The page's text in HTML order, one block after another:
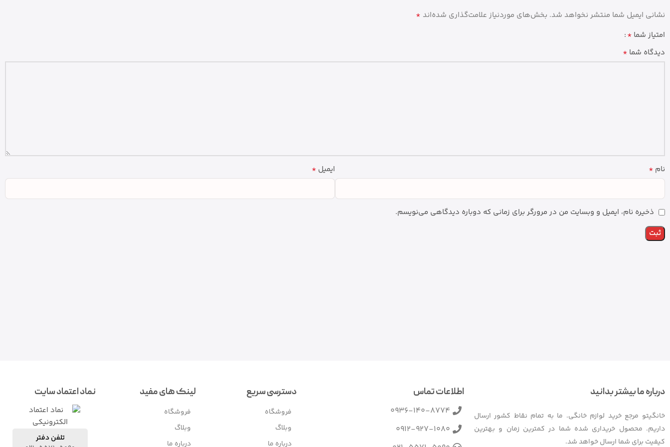
نشانی ایمیل شما منتشر نخواهد شد. بخش‌های موردنیاز علامت‌گذاری شده‌اند *
امتیاز شما *
دیدگاه شما *
نام * ایمیل *
ذخیره نام، ایمیل و وبسایت من در مرورگر برای زمانی که دوباره دیدگاهی می‌نویسم.
درباره ما بیشتر بدانید
خانگیتو مرجع خرید لوازم خانگی. ما به تمام نقاط کشور ارسال
داریم. محصول خریداری شده شما در کمترین زمان و بهترین
کیفیت برای شما ارسال خواهد شد.
اطلاعات تماس
0936-140-8774
0912-927-1080
دسترسی سریع
فروشگاه
وبلاگ
درباره ما
لینک های مفید
فروشگاه
وبلاگ
درباره ما
نماد اعتماد سایت
تلفن دفتر